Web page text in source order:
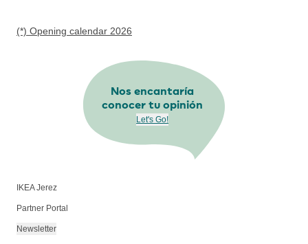
(*) Opening calendar 2026
Nos encantaría
conocer tu opinión
Let's Go!
IKEA Jerez
Partner Portal
Newsletter